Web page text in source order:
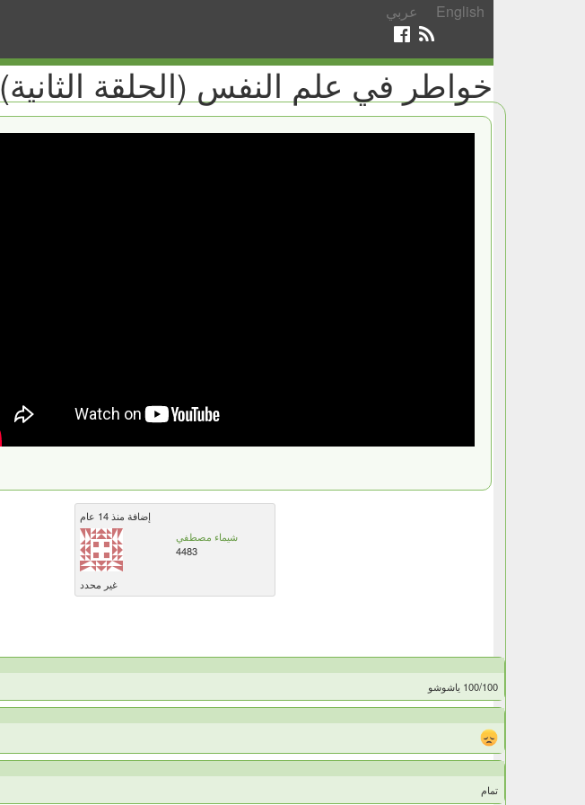
عربي English
خواطر في علم النفس (الحلقة الثانية)
إضافة منذ 14 عام
شيماء مصطفي
4483
غير محدد
100/100 ياشوشو
تمام